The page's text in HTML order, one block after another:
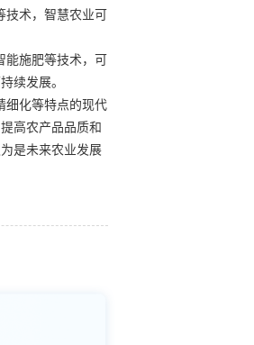
术，智慧农业可
施肥等技术，可
续发展。
细化等特点的现代
高农产品品质和
是未来农业发展